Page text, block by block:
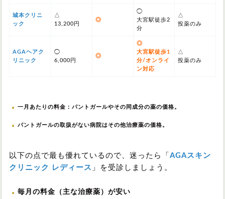
城本クリニ
ック
△
13,200円
◎
◯
大宮駅徒歩2
分
△
投薬のみ
AGAヘアク
リニック
◯
6,000円
◎
◎
大宮駅徒歩1
分/オンライ
ン対応
△
投薬のみ
一月あたりの料金：パントガールやその同成分の薬の価格。
パントガールの取扱がない病院はその他治療薬の価格。
以下の点で最も優れているので、迷ったら「 AGAスキン
クリニック レディース 」を受診しましょう。
毎月の料金（主な治療薬）が安い